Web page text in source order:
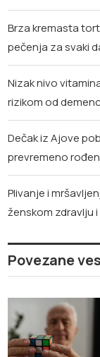
Brza kremasta
pečenja za svaki
Nizak nivo
rizikom od
Dečak iz Ajove
prevremeno
Plivanje i
ženskom zdravlju i
Povezane